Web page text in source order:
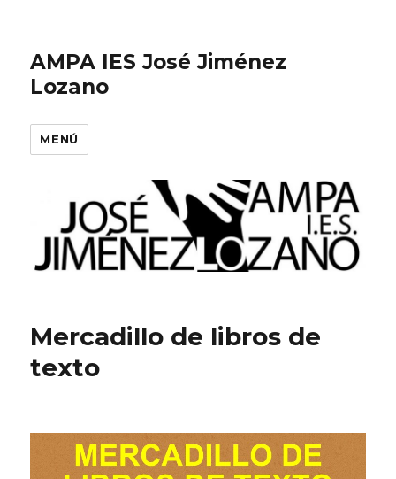
AMPA IES José Jiménez
Lozano
MENÚ
Mercadillo de libros de
texto